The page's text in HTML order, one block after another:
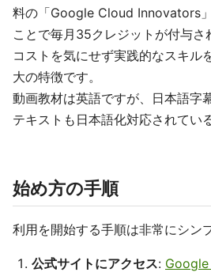
料の「Google Cloud Innovators
ことで毎月35クレジットが付与さ
コストを気にせず実践的なスキル
大の特徴です。
動画教材は英語ですが、日本語字
テキストも日本語化対応されてい
始め方の手順
利用を開始する手順は非常にシン
公式サイトにアクセス: Google